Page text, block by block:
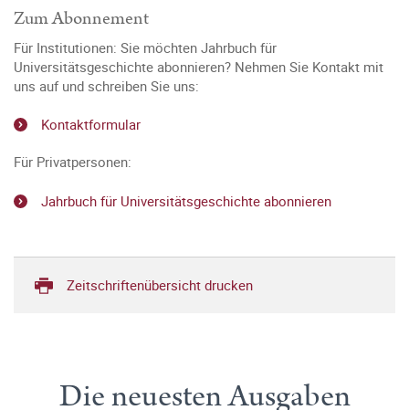
Zum Abonnement
Für Institutionen: Sie möchten Jahrbuch für
Universitätsgeschichte abonnieren? Nehmen Sie Kontakt mit
uns auf und schreiben Sie uns:
Kontaktformular
Für Privatpersonen:
Jahrbuch für Universitätsgeschichte abonnieren
Zeitschriftenübersicht drucken
Die neuesten Ausgaben